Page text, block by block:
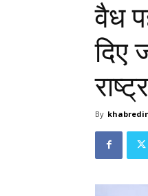
वैध
दिए
By